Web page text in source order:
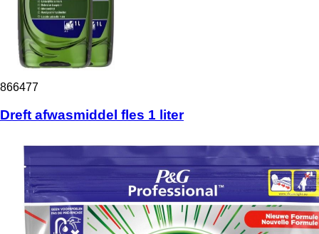
866477
Dreft afwasmiddel fles 1 liter